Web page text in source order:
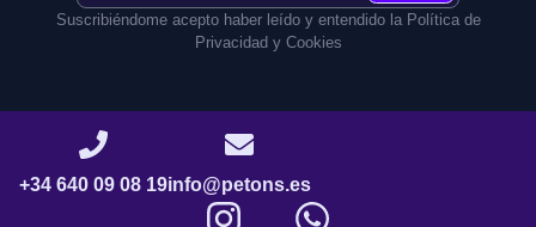
Suscribiéndome acepto haber leído y entendido la Política de
Privacidad y Cookies
+34 640 09 08 19info@petons.es